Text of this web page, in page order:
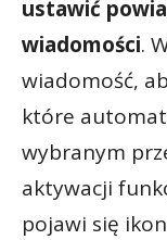
ustawić
wiadomości.
wiadomość,
które
wybranym
aktywacji
pojawi się